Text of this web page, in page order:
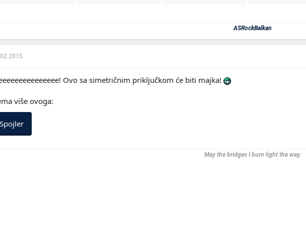
ASRockBalkan
Ovo sa simetričnim priključkom će biti majka!
više ovoga:
Spojler
May the bridges I burn light the way.